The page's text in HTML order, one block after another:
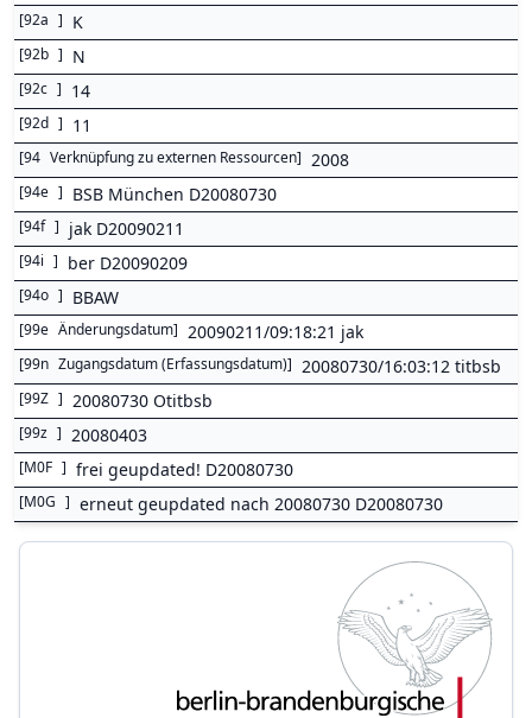
[92a ] K
[92b ] N
[92c ] 14
[92d ] 11
[94 Verknüpfung zu externen Ressourcen] 2008
[94e ] BSB München D20080730
[94f ] jak D20090211
[94i ] ber D20090209
[94o ] BBAW
[99e Änderungsdatum] 20090211/09:18:21 jak
[99n Zugangsdatum (Erfassungsdatum)] 20080730/16:03:12 titbsb
[99Z ] 20080730 Otitbsb
[99z ] 20080403
[M0F ] frei geupdated! D20080730
[M0G ] erneut geupdated nach 20080730 D20080730